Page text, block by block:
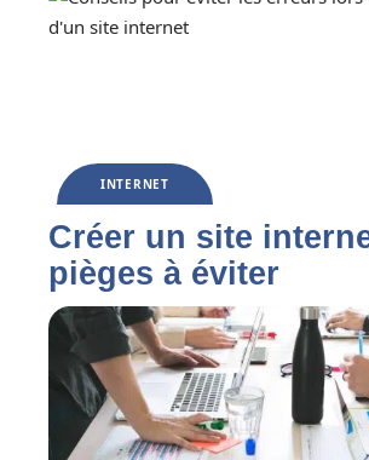
INTERNET
Créer un site
pièges à éviter